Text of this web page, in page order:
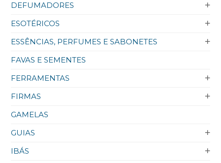
DEFUMADORES
ESOTÉRICOS
ESSÊNCIAS, PERFUMES E SABONETES
FAVAS E SEMENTES
FERRAMENTAS
FIRMAS
GAMELAS
GUIAS
IBÁS